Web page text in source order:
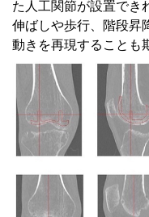
た人工関節が設置でき
伸ばしや歩行、階段昇
動きを再現することも